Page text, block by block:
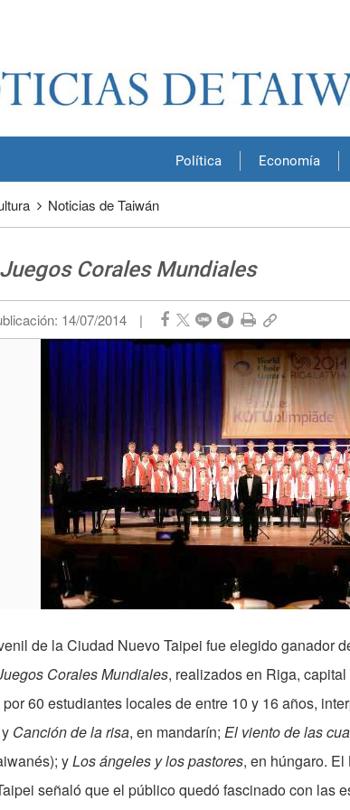
Política Economía
Noticias de Taiwán
Juegos Corales Mundiales
14/07/2014 |
de la Ciudad Nuevo Taipei fue elegido ganador
Corales Mundiales, realizados en Riga,
60 estudiantes locales de entre 10 y 16 años,
y Canción de la risa, en mandarín; El viento de las
yLos ángeles y los pastores, en húngaro.
señaló que el público quedó fascinado con las